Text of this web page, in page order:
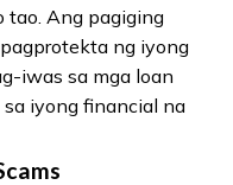
tao. Ang pagiging
ng iyong
iwas sa mga loan
iyong financial na